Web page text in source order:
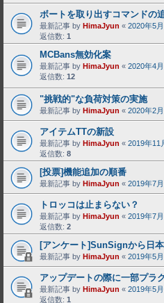
ボートを取り出すコマンドの
最新記事 by HimaJyun « 2020年5
返信数: 1
MCBans無効化案
最新記事 by HimaJyun « 2020年4
返信数: 12
"挑戦的"な負荷対策の実施
最新記事 by HimaJyun « 2020年2
アイテムTTの新設
最新記事 by HimaJyun « 2019年11
返信数: 8
[投票]機能追加の順番
最新記事 by HimaJyun « 2019年7
トロッコは止まらない？
最新記事 by HimaJyun « 2019年7
返信数: 2
[アンケート]SunSignから日
最新記事 by HimaJyun « 2019年5
アップデートの際に一部プラ
最新記事 by HimaJyun « 2019年5
返信数: 1